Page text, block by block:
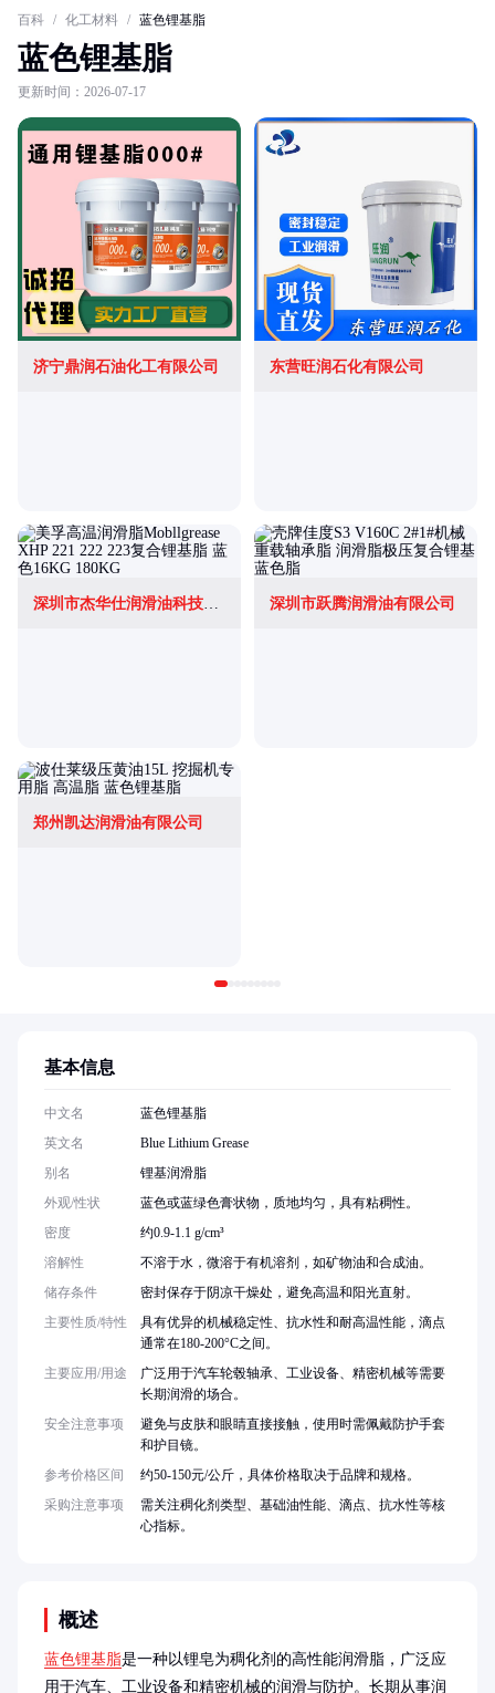
百科 / 化工材料 / 蓝色锂基脂
蓝色锂基脂
更新时间：2026-07-17
济宁鼎润石油化工有限公司 东营旺润石化有限公司
深圳市杰华仕润滑油科技有限公司 深圳市跃腾润滑油有限公司
郑州凯达润滑油有限公司
概述
蓝色锂基脂是一种以锂皂为稠化剂的高性能润滑脂，广泛应
用于汽车、工业设备和精密机械的润滑与防护。长期从事润
基本信息
中文名
蓝色锂基脂
英文名
Blue Lithium Grease
别名
锂基润滑脂
外观/性状
蓝色或蓝绿色膏状物，质地均匀，具有粘稠性。
密度
约0.9-1.1 g/cm³
溶解性
不溶于水，微溶于有机溶剂，如矿物油和合成油。
储存条件
密封保存于阴凉干燥处，避免高温和阳光直射。
主要性质/特性
具有优异的机械稳定性、抗水性和耐高温性能，滴点
通常在180-200°C之间。
主要应用/用途
广泛用于汽车轮毂轴承、工业设备、精密机械等需要
长期润滑的场合。
安全注意事项
避免与皮肤和眼睛直接接触，使用时需佩戴防护手套
和护目镜。
参考价格区间
约50-150元/公斤，具体价格取决于品牌和规格。
采购注意事项
需关注稠化剂类型、基础油性能、滴点、抗水性等核
心指标。